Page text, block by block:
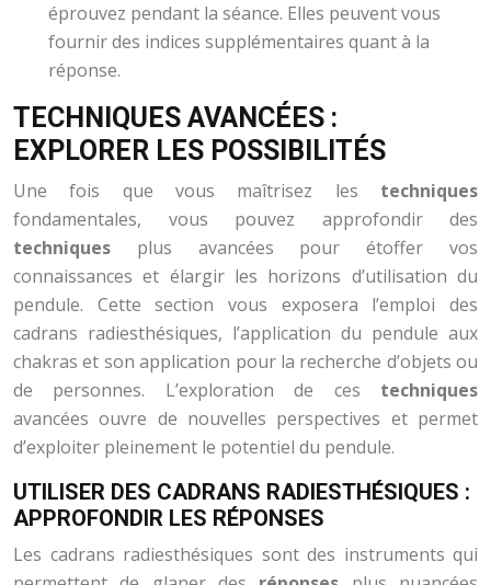
éprouvez pendant la séance. Elles peuvent vous
fournir des indices supplémentaires quant à la
réponse.
TECHNIQUES AVANCÉES :
EXPLORER LES POSSIBILITÉS
Une fois que vous maîtrisez les techniques
fondamentales, vous pouvez approfondir des
techniques plus avancées pour étoffer vos
connaissances et élargir les horizons d’utilisation du
pendule. Cette section vous exposera l’emploi des
cadrans radiesthésiques, l’application du pendule aux
chakras et son application pour la recherche d’objets ou
de personnes. L’exploration de ces techniques
avancées ouvre de nouvelles perspectives et permet
d’exploiter pleinement le potentiel du pendule.
UTILISER DES CADRANS RADIESTHÉSIQUES :
APPROFONDIR LES RÉPONSES
Les cadrans radiesthésiques sont des instruments qui